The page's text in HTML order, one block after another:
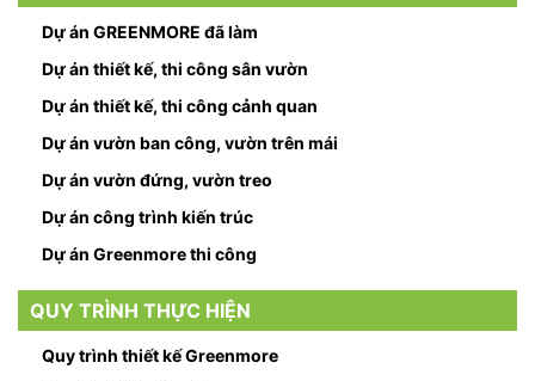
Dự án GREENMORE đã làm
Dự án thiết kế, thi công sân vườn
Dự án thiết kế, thi công cảnh quan
Dự án vườn ban công, vườn trên mái
Dự án vườn đứng, vườn treo
Dự án công trình kiến trúc
Dự án Greenmore thi công
QUY TRÌNH THỰC HIỆN
Quy trình thiết kế Greenmore